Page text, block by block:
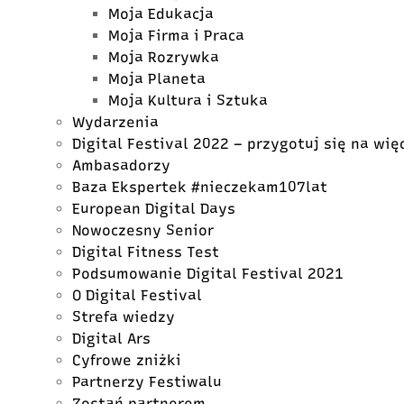
Moja Edukacja
Moja Firma i Praca
Moja Rozrywka
Moja Planeta
Moja Kultura i Sztuka
Wydarzenia
Digital Festival 2022 – przygotuj się na
Ambasadorzy
Baza Ekspertek #nieczekam107lat
European Digital Days
Nowoczesny Senior
Digital Fitness Test
Podsumowanie Digital Festival 2021
O Digital Festival
Strefa wiedzy
Digital Ars
Cyfrowe zniżki
Partnerzy Festiwalu